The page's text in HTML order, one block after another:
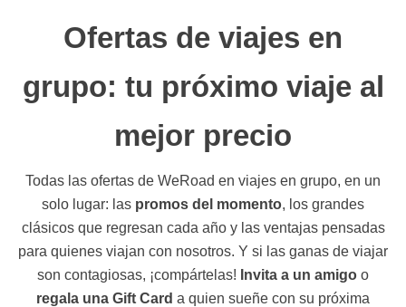
Ofertas de viajes en
grupo: tu próximo viaje al
mejor precio
Todas las ofertas de WeRoad en viajes en grupo, en un
solo lugar: las promos del momento, los grandes
clásicos que regresan cada año y las ventajas pensadas
para quienes viajan con nosotros. Y si las ganas de viajar
son contagiosas, ¡compártelas! Invita a un amigo o
regala una Gift Card a quien sueñe con su próxima